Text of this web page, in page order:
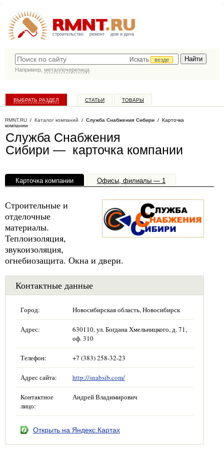
строительство ремонт дом и дача
Искать
везде
Например, металлочерепица
ВЫБРАТЬ РАЗДЕЛ СТАТЬИ ТОВАРЫ
RMNT.RU / Каталог компаний / Служба Снабжения Сибири / Карточка
компании
Служба Снабжения
Сибири — карточка компании
Карточка компании Офисы, филиалы — 1
Строительные и
отделочные
материалы.
Теплоизоляция,
звукоизоляция,
огнебиозащита. Окна и двери.
Контактные данные
Город: Новосибирская область, Новосибирск
Адрес:
630110, ул. Богдана Хмельницкого, д. 71,
оф. 310
Телефон: +7 (383) 258-32-23
Адрес сайта: http://snabsib.com/
Контактное
лицо:
Андрей Владимирович
Открыть на Яндекс.Картах